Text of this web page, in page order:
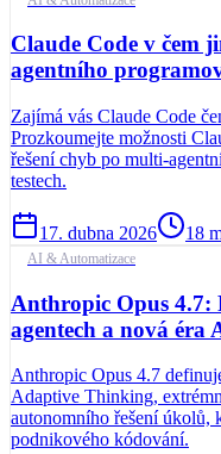
Claude Code v čem
agentního
Zajímá vás Claude Code
Prozkoumejte možnosti
řešení chyb po multi-
testech.
17. dubna 2026 18
AI & Automatizace
Anthropic Opus 4.7:
agentech a nová éra
Anthropic Opus 4.7
Adaptive Thinking,
autonomního řešení úkolů,
podnikového kódování.